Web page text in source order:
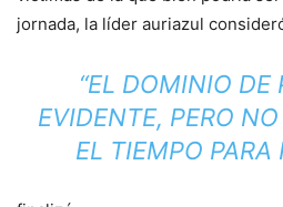
jornada, la líder auriazul
“EL DOMINIO DE
EVIDENTE, PERO
EL TIEMPO PARA